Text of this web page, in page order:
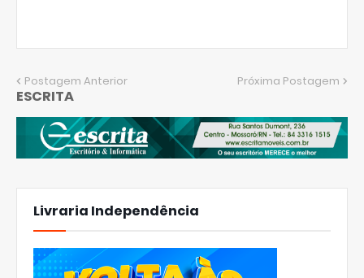
Postagem Anterior Próxima Postagem
ESCRITA
Livraria Independência